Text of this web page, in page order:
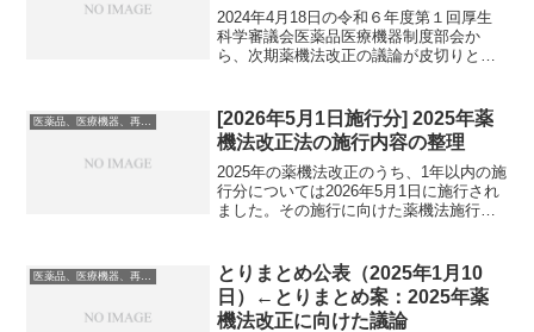
2024年4月18日の令和６年度第１回厚生
科学審議会医薬品医療機器制度部会か
ら、次期薬機法改正の議論が皮切りとな
回では関係業界からのヒアリングが実施
されています。...
医薬品、医療機器、再生医療等製品
[2026年5月1日施行分] 2025年薬
機法改正法の施行内容の整理
2025年の薬機法改正のうち、1年以内の施
行分については2026年5月1日に施行され
ました。その施行に向けた薬機法施行規
連記事）さらに、2025年12月26日付...
とりまとめ公表（2025年1月10
日）←とりまとめ案：2025年薬
機法改正に向けた議論